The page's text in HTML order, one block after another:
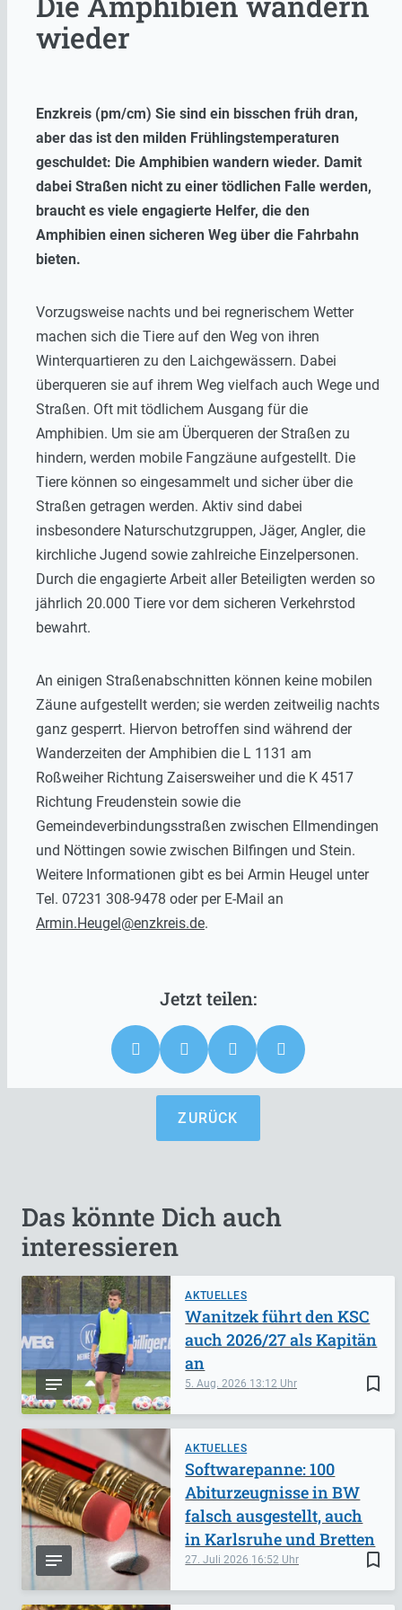
wieder
Enzkreis (pm/cm) Sie sind ein bisschen früh dran,
aber das ist den milden Frühlingstemperaturen
geschuldet: Die Amphibien wandern wieder. Damit
dabei Straßen nicht zu einer tödlichen Falle werden,
braucht es viele engagierte Helfer, die den
Amphibien einen sicheren Weg über die Fahrbahn
bieten.
Vorzugsweise nachts und bei regnerischem Wetter
machen sich die Tiere auf den Weg von ihren
Winterquartieren zu den Laichgewässern. Dabei
überqueren sie auf ihrem Weg vielfach auch Wege und
Straßen. Oft mit tödlichem Ausgang für die
Amphibien. Um sie am Überqueren der Straßen zu
hindern, werden mobile Fangzäune aufgestellt. Die
Tiere können so eingesammelt und sicher über die
Straßen getragen werden. Aktiv sind dabei
insbesondere Naturschutzgruppen, Jäger, Angler, die
kirchliche Jugend sowie zahlreiche Einzelpersonen.
Durch die engagierte Arbeit aller Beteiligten werden so
jährlich 20.000 Tiere vor dem sicheren Verkehrstod
bewahrt.
An einigen Straßenabschnitten können keine mobilen
Zäune aufgestellt werden; sie werden zeitweilig nachts
ganz gesperrt. Hiervon betroffen sind während der
Wanderzeiten der Amphibien die L 1131 am
Roßweiher Richtung Zaisersweiher und die K 4517
Richtung Freudenstein sowie die
Gemeindeverbindungsstraßen zwischen Ellmendingen
und Nöttingen sowie zwischen Bilfingen und Stein.
Weitere Informationen gibt es bei Armin Heugel unter
Tel. 07231 308-9478 oder per E-Mail an
Armin.Heugel@enzkreis.de.
ZURÜCK
Das könnte Dich auch
interessieren
AKTUELLES
bookmark_border
5. Aug. 2026 13:12
Wanitzek führt den KSC
auch 2026/27 als Kapitän
an
AKTUELLES
bookmark_border
27. Juli 2026 16:52
Softwarepanne: 100
Abiturzeugnisse in BW
falsch ausgestellt, auch
in Karlsruhe und Bretten